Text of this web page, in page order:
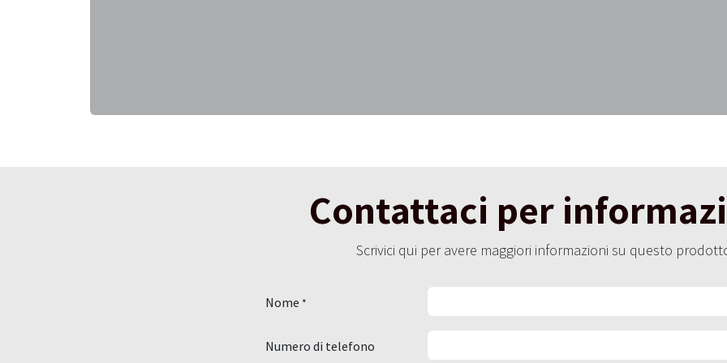
Contattaci per
Scrivici qui per avere maggiori informazioni su questo
Nome *
Numero di telefono